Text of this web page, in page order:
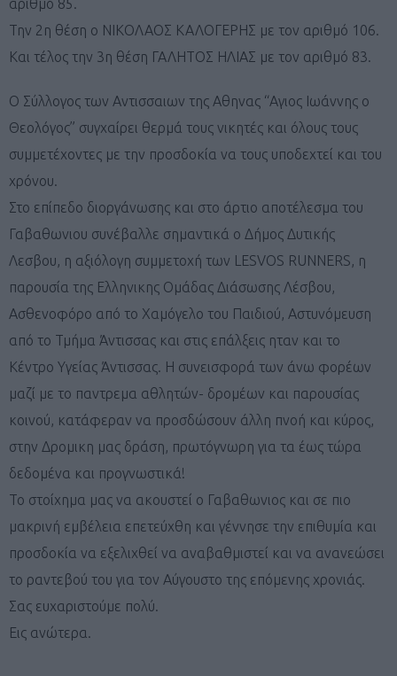
αριθμό 85.
Την 2η θέση ο ΝΙΚΟΛΑΟΣ ΚΑΛΟΓΕΡΗΣ με τον αριθμό 106.
Και τέλος την 3η θέση ΓΑΛΗΤΟΣ ΗΛΙΑΣ με τον αριθμό 83.
Ο Σύλλογος των Αντισσαιων της Αθηνας “Αγιος Ιωάννης ο
Θεολόγος” συγχαίρει θερμά τους νικητές και όλους τους
συμμετέχοντες με την προσδοκία να τους υποδεχτεί και του
χρόνου.
Στο επίπεδο διοργάνωσης και στο άρτιο αποτέλεσμα του
Γαβαθωνιου συνέβαλλε σημαντικά ο Δήμος Δυτικής
Λεσβου, η αξιόλογη συμμετοχή των LESVOS RUNNERS, η
παρουσία της Ελληνικης Ομάδας Διάσωσης Λέσβου,
Ασθενοφόρο από το Χαμόγελο του Παιδιού, Αστυνόμευση
από το Τμήμα Άντισσας και στις επάλξεις ηταν και το
Κέντρο Υγείας Άντισσας. Η συνεισφορά των άνω φορέων
μαζί με το παντρεμα αθλητών- δρομέων και παρουσίας
κοινού, κατάφεραν να προσδώσουν άλλη πνοή και κύρος,
στην Δρομικη μας δράση, πρωτόγνωρη για τα έως τώρα
δεδομένα και προγνωστικά!
Το στοίχημα μας να ακουστεί ο Γαβαθωνιος και σε πιο
μακρινή εμβέλεια επετεύχθη και γέννησε την επιθυμία και
προσδοκία να εξελιχθεί να αναβαθμιστεί και να ανανεώσει
το ραντεβού του για τον Αύγουστο της επόμενης χρονιάς.
Σας ευχαριστούμε πολύ.
Εις ανώτερα.